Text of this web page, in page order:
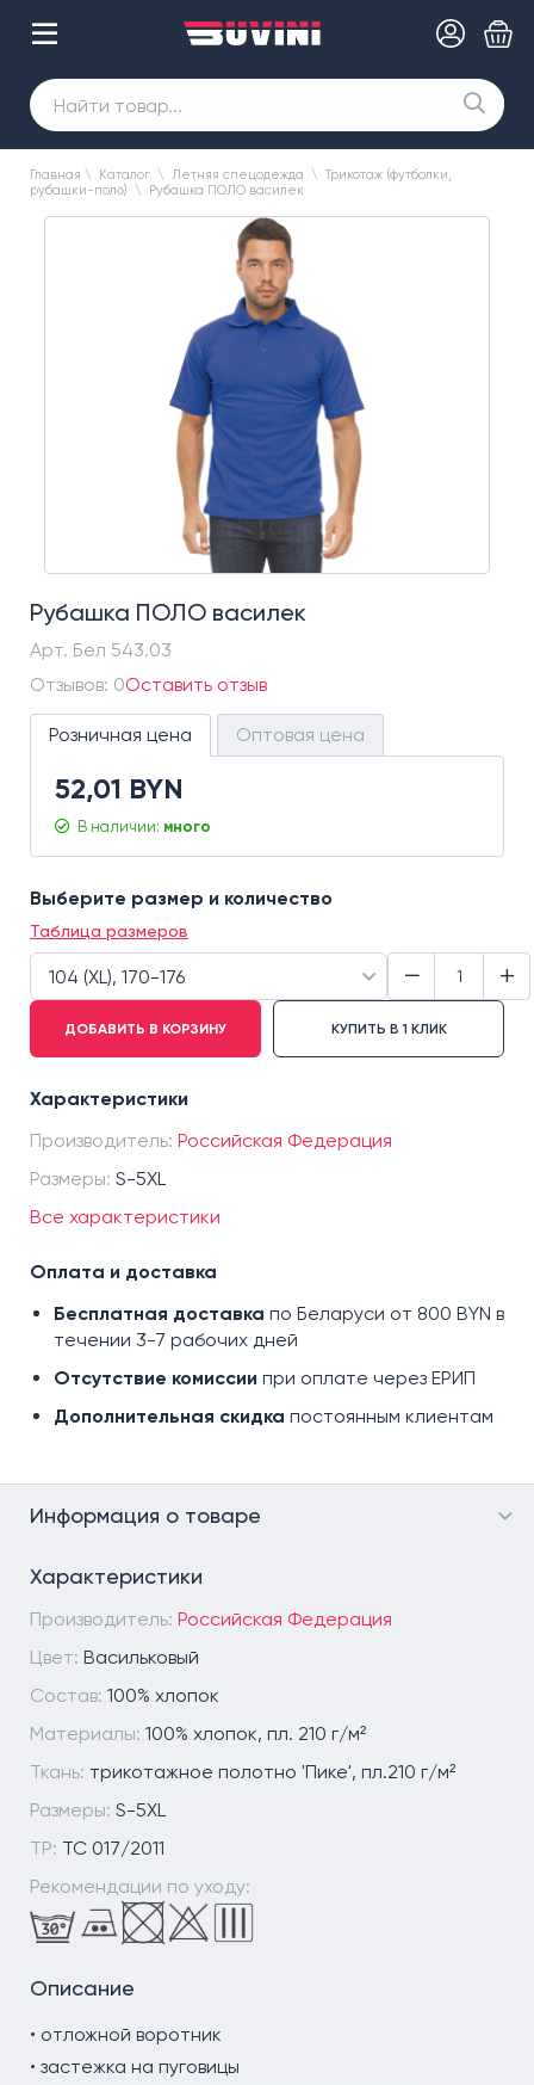
Главная \ Каталог \ Летняя спецодежда \ Трикотаж (футболки,
рубашки-поло)
\ Рубашка ПОЛО василек
Рубашка ПОЛО василек
Арт. Бел 543.03
Отзывов: 0Оставить отзыв
Розничная цена Оптовая цена
52,01 BYN
В наличии: много
Выберите размер и количество
Таблица размеров
104 (XL), 170-176
100 (L), 170-176
108 (2XL), 182-188
112 (3XL), 182-188
116 (4XL), 182-188
128 (7XL), 182-188
140 (10XL)
88 (XS), 158-164
92 (S), 170-176
96 (M), 170-176
− +
ДОБАВИТЬ В КОРЗИНУ КУПИТЬ В 1 КЛИК
Характеристики
Производитель: Российская Федерация
Размеры: S-5XL
Все характеристики
Оплата и доставка
Бесплатная доставка по Беларуси от 800 BYN в
течении 3-7 рабочих дней
Отсутствие комиссии при оплате через ЕРИП
Дополнительная скидка постоянным клиентам
Информация о товаре
Характеристики
Производитель: Российская Федерация
Цвет: Васильковый
Состав: 100% хлопок
Материалы: 100% хлопок, пл. 210 г/м²
Ткань: трикотажное полотно 'Пике', пл.210 г/м²
Размеры: S-5XL
ТР: ТС 017/2011
Рекомендации по уходу:
Описание
• отложной воротник
• застежка на пуговицы